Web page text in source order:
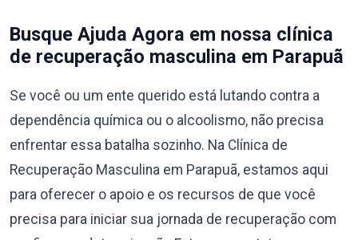
Busque Ajuda Agora em nossa clínica
de recuperação masculina em Parapuã
Se você ou um ente querido está lutando contra a
dependência química ou o alcoolismo, não precisa
enfrentar essa batalha sozinho. Na Clínica de
Recuperação Masculina em Parapuã, estamos aqui
para oferecer o apoio e os recursos de que você
precisa para iniciar sua jornada de recuperação com